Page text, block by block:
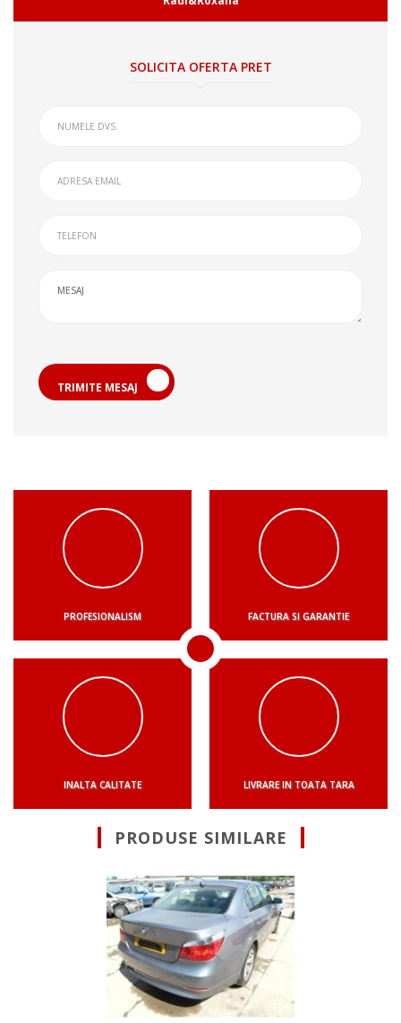
SOLICITA OFERTA PRET
TRIMITE MESAJ
PROFESIONALISM FACTURA SI GARANTIE
INALTA CALITATE LIVRARE IN TOATA TARA
PRODUSE SIMILARE
Suna pentru
grila fata Bmw 5 E60
2010/03